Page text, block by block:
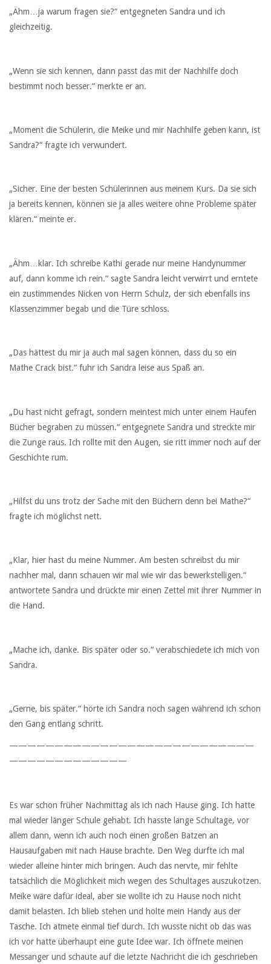
„Ähm…ja warum fragen sie?“ entgegneten Sandra und ich
gleichzeitig.
„Wenn sie sich kennen, dann passt das mit der Nachhilfe doch
bestimmt noch besser.“ merkte er an.
„Moment die Schülerin, die Meike und mir Nachhilfe geben kann, ist
Sandra?“ fragte ich verwundert.
„Sicher. Eine der besten Schülerinnen aus meinem Kurs. Da sie sich
ja bereits kennen, können sie ja alles weitere ohne Probleme später
klären.“ meinte er.
„Ähm…klar. Ich schreibe Kathi gerade nur meine Handynummer
auf, dann komme ich rein.“ sagte Sandra leicht verwirrt und erntete
ein zustimmendes Nicken von Herrn Schulz, der sich ebenfalls ins
Klassenzimmer begab und die Türe schloss.
„Das hättest du mir ja auch mal sagen können, dass du so ein
Mathe Crack bist.“ fuhr ich Sandra leise aus Spaß an.
„Du hast nicht gefragt, sondern meintest mich unter einem Haufen
Bücher begraben zu müssen.“ entgegnete Sandra und streckte mir
die Zunge raus. Ich rollte mit den Augen, sie ritt immer noch auf der
Geschichte rum.
„Hilfst du uns trotz der Sache mit den Büchern denn bei Mathe?“
fragte ich möglichst nett.
„Klar, hier hast du meine Nummer. Am besten schreibst du mir
nachher mal, dann schauen wir mal wie wir das bewerkstelligen.“
antwortete Sandra und drückte mir einen Zettel mit ihrer Nummer in
die Hand.
„Mache ich, danke. Bis später oder so.“ verabschiedete ich mich von
Sandra.
„Gerne, bis später.“ hörte ich Sandra noch sagen während ich schon
den Gang entlang schritt.
———————————————————————————
—————————————
Es war schon früher Nachmittag als ich nach Hause ging. Ich hatte
mal wieder länger Schule gehabt. Ich hasste lange Schultage, vor
allem dann, wenn ich auch noch einen großen Batzen an
Hausaufgaben mit nach Hause brachte. Den Weg durfte ich mal
wieder alleine hinter mich bringen. Auch das nervte, mir fehlte
tatsächlich die Möglichkeit mich wegen des Schultages auszukotzen.
Meike wäre dafür ideal, aber sie wollte ich zu Hause noch nicht
damit belasten. Ich blieb stehen und holte mein Handy aus der
Tasche. Ich atmete einmal tief durch. Ich wusste nicht ob das was
ich vor hatte überhaupt eine gute Idee war. Ich öffnete meinen
Messanger und schaute auf die letzte Nachricht die ich geschrieben